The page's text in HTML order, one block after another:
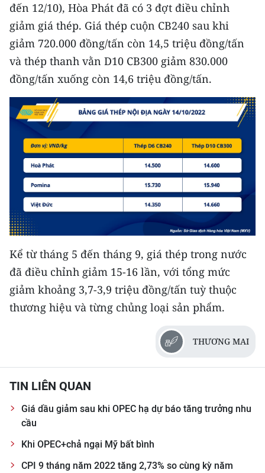
đến 12/10), Hòa Phát đã có 3 đợt điều chỉnh
giảm giá thép. Giá thép cuộn CB240 sau khi
giảm 720.000 đồng/tấn còn 14,5 triệu đồng/tấn
và thép thanh vằn D10 CB300 giảm 830.000
đồng/tấn xuống còn 14,6 triệu đồng/tấn.
Kể từ tháng 5 đến tháng 9, giá thép trong nước
đã điều chỉnh giảm 15-16 lần, với tổng mức
giảm khoảng 3,7-3,9 triệu đồng/tấn tuỳ thuộc
thương hiệu và từng chủng loại sản phẩm.
THƯƠNG MAI
TIN LIÊN QUAN
Giá dầu giảm sau khi OPEC hạ dự báo tăng trưởng nhu
cầu
Khi OPEC+chả ngại Mỹ bất bình
CPI 9 tháng năm 2022 tăng 2,73% so cùng kỳ năm